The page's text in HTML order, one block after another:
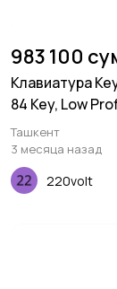
983 100
Клавиатура
84 Key, Low
Swap, Optical,
Red
Ташкент
3 месяца назад
220volt